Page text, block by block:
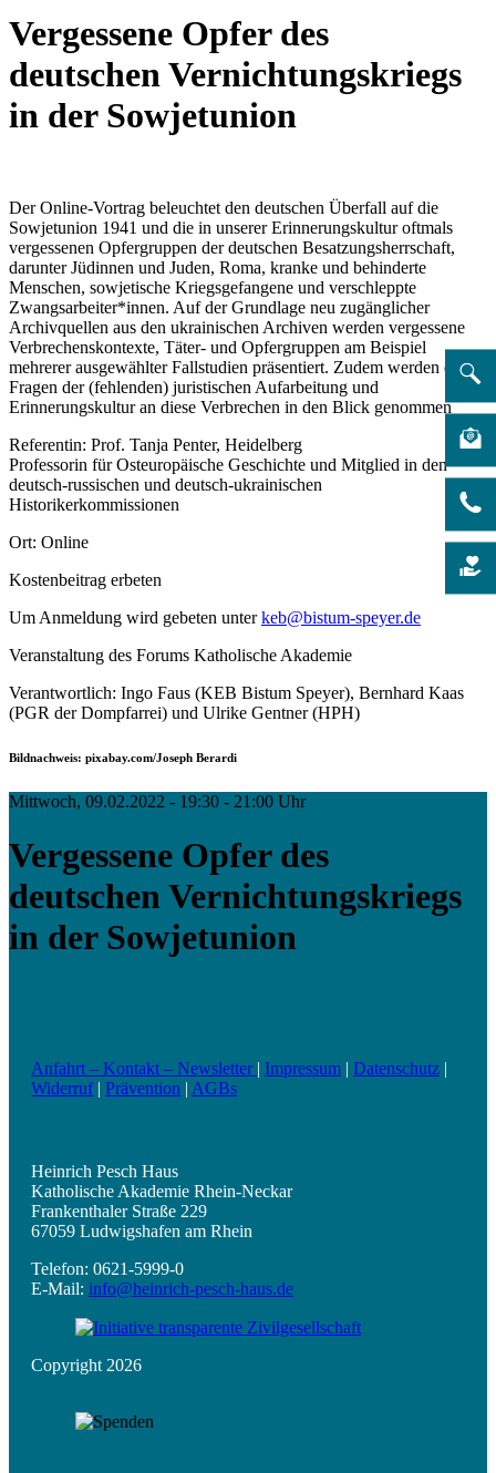
Vergessene Opfer des
deutschen Vernichtungskriegs
in der Sowjetunion
Der Online-Vortrag beleuchtet den deutschen Überfall auf die
Sowjetunion 1941 und die in unserer Erinnerungskultur oftmals
vergessenen Opfergruppen der deutschen Besatzungsherrschaft,
darunter Jüdinnen und Juden, Roma, kranke und behinderte
Menschen, sowjetische Kriegsgefangene und verschleppte
Zwangsarbeiter*innen. Auf der Grundlage neu zugänglicher
Archivquellen aus den ukrainischen Archiven werden vergessene
Verbrechenskontexte, Täter- und Opfergruppen am Beispiel
mehrerer ausgewählter Fallstudien präsentiert. Zudem werden dabei
Fragen der (fehlenden) juristischen Aufarbeitung und
Erinnerungskultur an diese Verbrechen in den Blick genommen
Referentin: Prof. Tanja Penter, Heidelberg
Professorin für Osteuropäische Geschichte und Mitglied in den
deutsch-russischen und deutsch-ukrainischen
Historikerkommissionen
Ort: Online
Kostenbeitrag erbeten
Um Anmeldung wird gebeten unterkeb@bistum-speyer.de
Veranstaltung des Forums Katholische Akademie
Verantwortlich: Ingo Faus (KEB Bistum Speyer), Bernhard Kaas
(PGR der Dompfarrei) und Ulrike Gentner (HPH)
Bildnachweis: pixabay.com/Joseph Berardi
Mittwoch, 09.02.2022 - 19:30 - 21:00 Uhr
Vergessene Opfer des
deutschen Vernichtungskriegs
in der Sowjetunion
Anfahrt – Kontakt – Newsletter | Impressum | Datenschutz |
Widerruf| Prävention | AGBs
Heinrich Pesch Haus
Katholische Akademie Rhein-Neckar
Frankenthaler Straße 229
67059 Ludwigshafen am Rhein
Telefon: 0621-5999-0
E-Mail: info@heinrich-pesch-haus.de
Copyright 2026